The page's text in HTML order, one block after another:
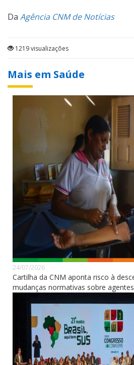
Da Agência CNM de Notícias
1219 visualizações
Mais em Saúde
24/07/2026
Cartilha da CNM aponta risco à
mudanças normativas sobre